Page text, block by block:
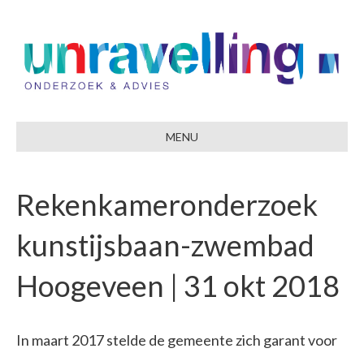
MENU
Rekenkameronderzoek
kunstijsbaan-zwembad
Hoogeveen | 31 okt 2018
In maart 2017 stelde de gemeente zich garant voor